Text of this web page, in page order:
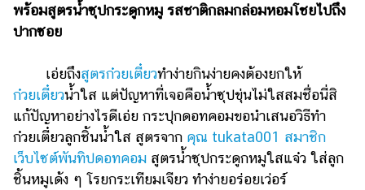
ดูด
วง
หญิง
ผู้ชาย
สุขภาพ
ท่อง
พร้อมสูตรน้ำซุปกระดูกหมู รสชาติกลมกล่อมหอมโชยไปถึง
ปากซอย
เอ่ยถึงสูตรก๋วยเตี๋ยวทำง่ายกินง่ายคงต้องยกให้
ก๋วยเตี๋ยวน้ำใส แต่ปัญหาที่เจอคือน้ำซุปขุ่นไม่ใสสมชื่อนี่สิ
แก้ปัญหาอย่างไรดีเอ่ย กระปุกดอทคอมขอนำเสนอวิธีทำ
ก๋วยเตี๋ยวลูกชิ้นน้ำใส สูตรจาก คุณ tukata001 สมาชิก
เว็บไซต์พันทิปดอทคอม สูตรน้ำซุปกระดูกหมูใสแจ๋ว ใส่ลูก
ชิ้นหมูเด้ง ๆ โรยกระเทียมเจียว ทำง่ายอร่อยเว่อร์